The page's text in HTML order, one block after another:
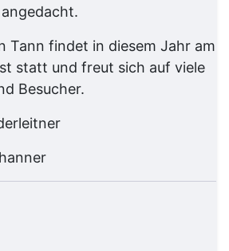
Tann findet in diesem Jahr am
statt und freut sich auf viele
Besucher.